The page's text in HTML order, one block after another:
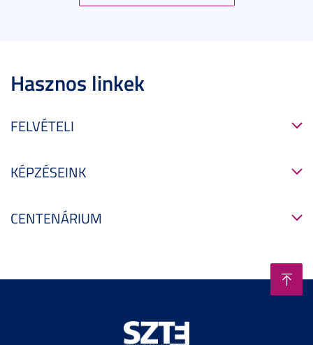
Hasznos linkek
FELVÉTELI
KÉPZÉSEINK
CENTENÁRIUM